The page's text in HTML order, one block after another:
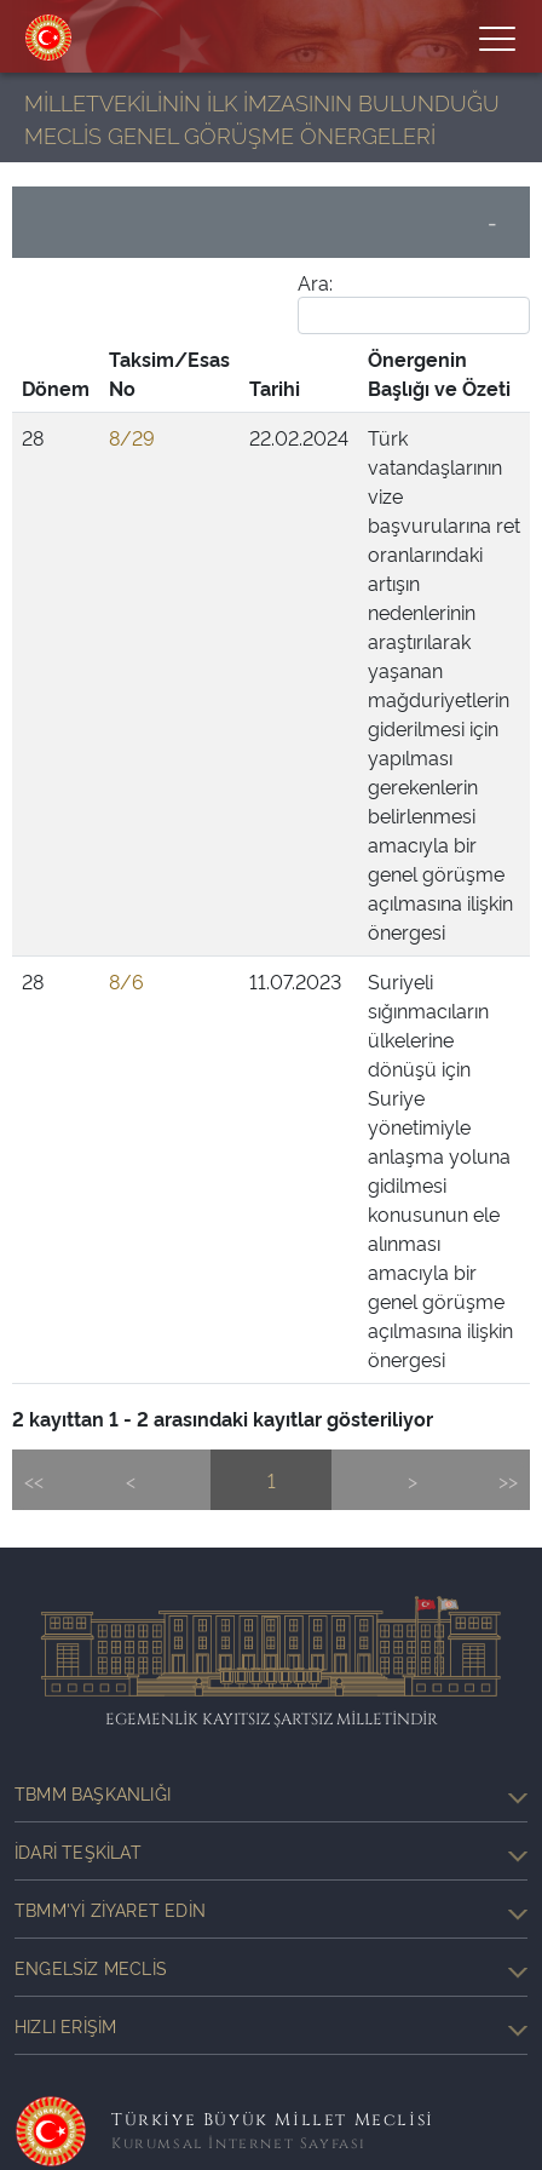
MİLLETVEKİLİNİN İLK İMZASININ BULUNDUĞU
MECLİS GENEL GÖRÜŞME ÖNERGELERİ
-
Ara:
Dönem
Taksim/Esas
No
Tarihi
Önergenin
Başlığı ve Özeti
28
8/29 22.02.2024
Türk
vatandaşlarının
vize
başvurularına ret
oranlarındaki
artışın
nedenlerinin
araştırılarak
yaşanan
mağduriyetlerin
giderilmesi için
yapılması
gerekenlerin
belirlenmesi
amacıyla bir
genel görüşme
açılmasına ilişkin
önergesi
28
8/6 11.07.2023
Suriyeli
sığınmacıların
ülkelerine
dönüşü için
Suriye
yönetimiyle
anlaşma yoluna
gidilmesi
konusunun ele
alınması
amacıyla bir
genel görüşme
açılmasına ilişkin
önergesi
2 kayıttan 1 - 2 arasındaki kayıtlar gösteriliyor
<< < 1 > >>
EGEMENLİK KAYITSIZ ŞARTSIZ MİLLETİNDİR
TBMM BAŞKANLIĞI
İDARI TEŞKILAT
TBMM'YI ZIYARET EDIN
ENGELSIZ MECLIS
HIZLI ERIŞIM
Türkiye Büyük Millet Meclisi
Kurumsal İnternet Sayfası